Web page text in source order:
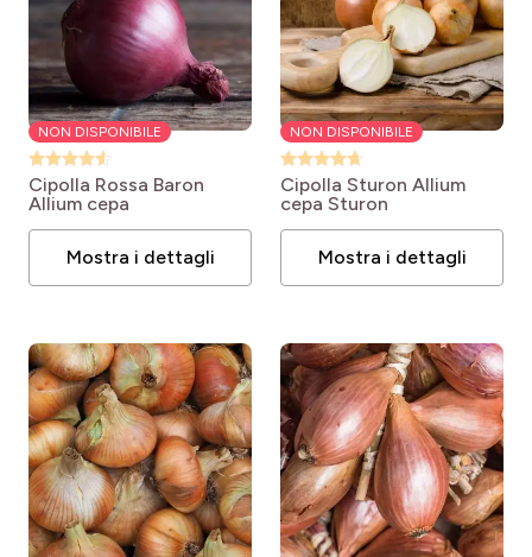
NON DISPONIBILE
Cipolla Rossa Baron
Allium cepa
Mostra i dettagli
NON DISPONIBILE
Cipolla Sturon Allium
cepa Sturon
Mostra i dettagli